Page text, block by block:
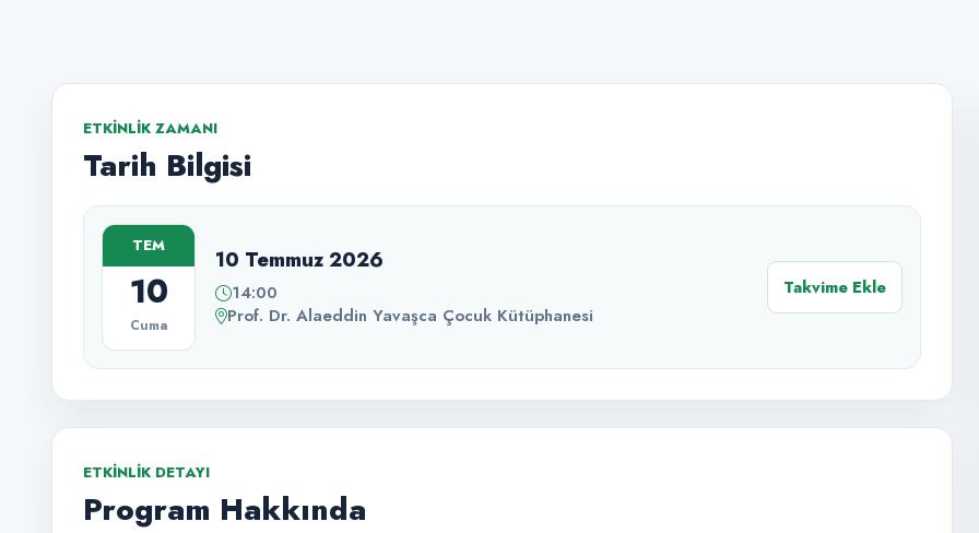
ETKINLIK ZAMANI
Tarih Bilgisi
TEM
10
Cuma
10 Temmuz 2026
14:00
Prof. Dr. Alaeddin Yavaşca Çocuk Kütüphanesi
Takvime Ekle
ETKINLIK DETAYI
Program Hakkında